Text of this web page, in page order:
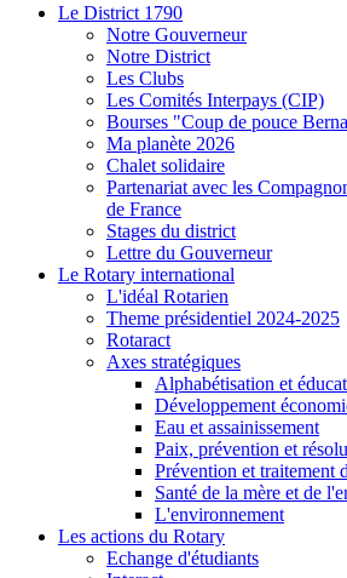
Le District 1790
Notre Gouverneur
Notre District
Les Clubs
Les Comités Interpays (CIP)
Bourses "Coup de pouce
Ma planète 2026
Chalet solidaire
Partenariat avec les
de France
Stages du district
Lettre du Gouverneur
Le Rotary international
L'idéal Rotarien
Theme présidentiel 2024-2025
Rotaract
Axes stratégiques
Alphabétisation et
Développement
Eau et assainissement
Paix, prévention et
Prévention et traitement
Santé de la mère et de
L'environnement
Les actions du Rotary
Echange d'étudiants